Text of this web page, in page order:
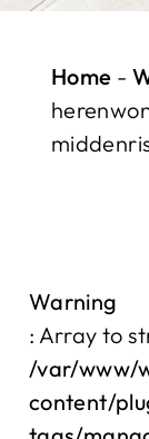
Home -
Warning
: Array to
/var/www/
content/